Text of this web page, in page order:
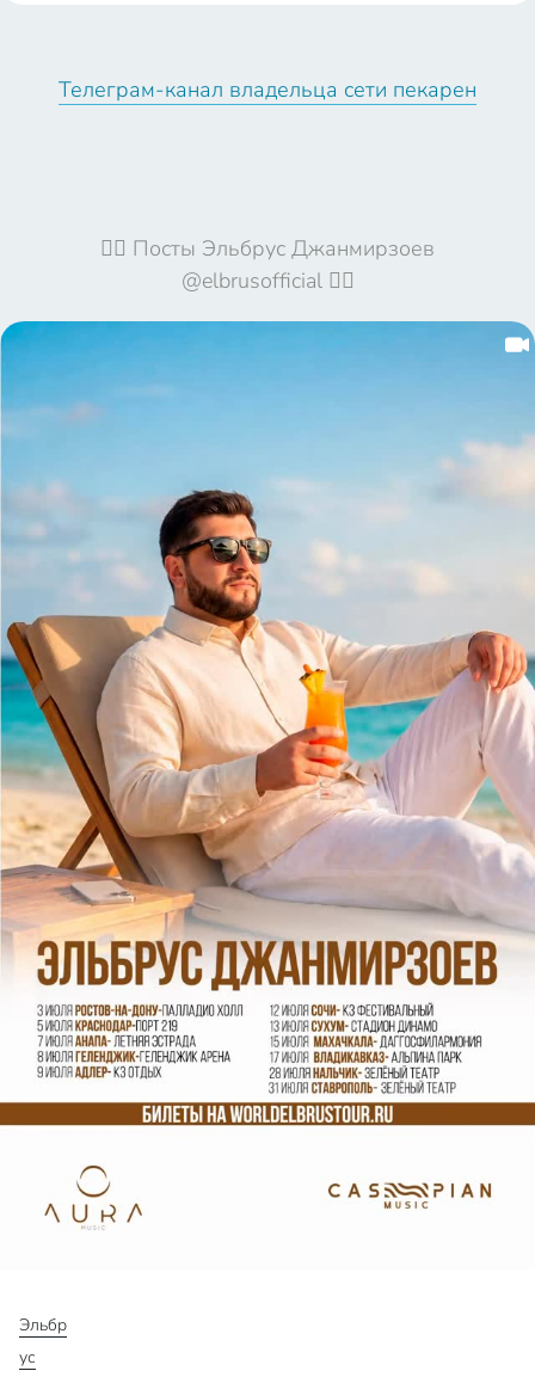
Телеграм-канал владельца сети пекарен
🦹‍♀️ Посты Эльбрус Джанмирзоев
@elbrusofficial 🦹‍♀️
Эльбр
ус